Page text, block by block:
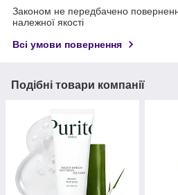
Законом не передбачено
належної якості
Всі умови повернення
Подібні товари компанії